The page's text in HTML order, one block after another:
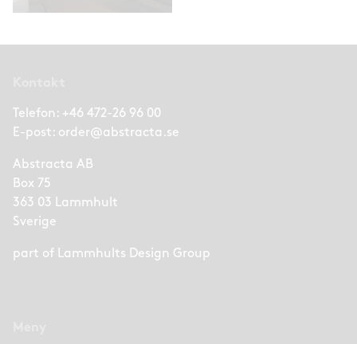
Telefon: +46 472-26 96 00
E-post: order@abstracta.se
Abstracta AB
Box 75
363 03 Lammhult
Sverige
part of Lammhults Design Group